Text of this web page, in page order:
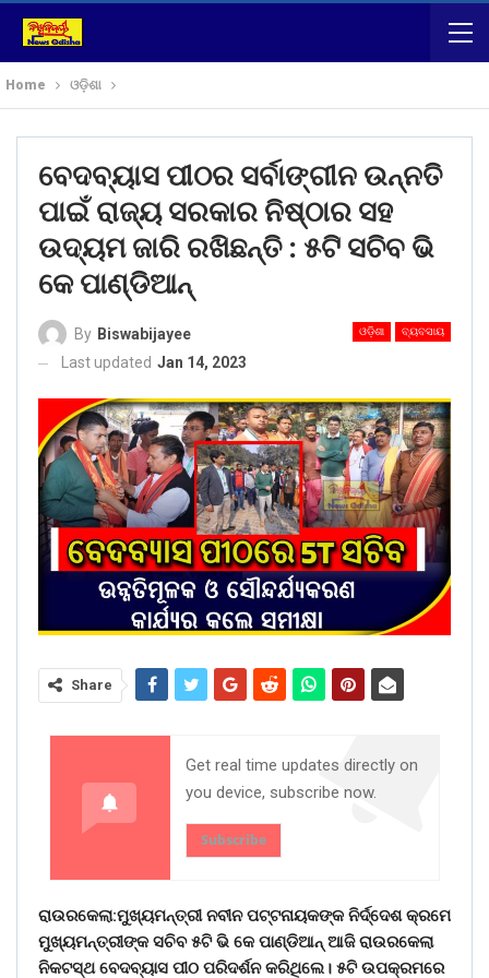
Home ଓଡ଼ିଶା
ବେଦବ୍ୟାସ ପୀଠର ସର୍ବାଙ୍ଗୀନ ଉନ୍ନତି
ପାଇଁ ରାଜ୍ୟ ସରକାର ନିଷ୍ଠାର ସହ
ଉଦ୍ୟମ ଜାରି ରଖିଛନ୍ତି : ୫ଟି ସଚିବ ଭି
କେ ପାଣ୍ଡିଆନ୍
ଓଡ଼ିଶା ବ୍ୟବସାୟ
By Biswabijayee
Last updated Jan 14, 2023
Share
Get real time updates directly on
you device, subscribe now.
Subscribe
ରାଉରକେଲା:ମୁଖ୍ୟମନ୍ତ୍ରୀ ନବୀନ ପଟ୍ଟନାୟକଙ୍କ ନିର୍ଦ୍ଦେଶ କ୍ରମେ
ମୁଖ୍ୟମନ୍ତ୍ରୀଙ୍କ ସଚିବ ୫ଟି ଭି କେ ପାଣ୍ଡିଆନ୍ ଆଜି ରାଉରକେଲା
ନିକଟସ୍ଥ ବେଦବ୍ୟାସ ପୀଠ ପରିଦର୍ଶନ କରିଥିଲେ। ୫ଟି ଉପକ୍ରମରେ